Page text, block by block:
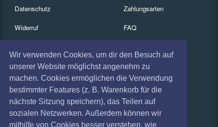
Wir verwenden Cookies, um dir den Besuch auf
unserer Website möglichst angenehm zu
machen. Cookies ermöglichen die Verwendung
bestimmter Features (z. B. Warenkorb für die
nächste Sitzung speichern), das Teilen auf
sozialen Netzwerken. Außerdem können wir
mithilfe von Cookies besser verstehen, wie
Datenschutz
Widerruf
Absagen
Zahlungsarten
FAQ
Services
Gutscheine
Geschäftskunden
Kartenrückgabe
Besucherregistrierung